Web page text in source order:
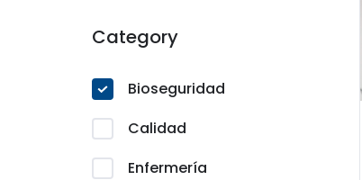
Category
Bioseguridad
Calidad
Enfermería